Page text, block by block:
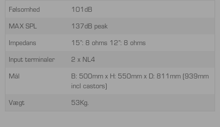
Følsomhed
101dB
MAX SPL
137dB peak
Impedans
15”: 8 ohms 12”: 8 ohms
Input terminaler
2 x NL4
Mål
B: 500mm x H: 550mm x D: 811mm (939mm
incl castors)
Vægt
53Kg.